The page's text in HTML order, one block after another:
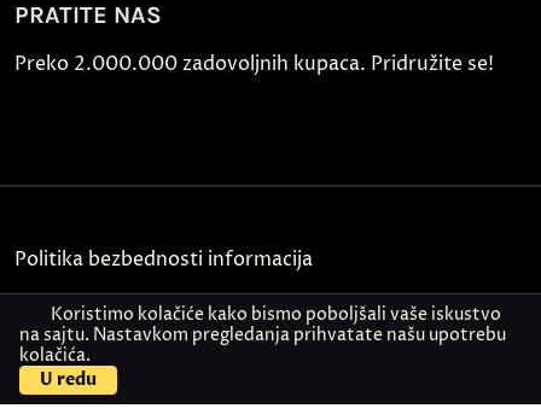
PRATITE NAS
Preko 2.000.000 zadovoljnih kupaca. Pridružite se!
Politika bezbednosti informacija
Kontakt
© Akademija Oxford 2026.
Koristimo kolačiće kako bismo poboljšali vaše iskustvo
na sajtu. Nastavkom pregledanja prihvatate našu upotrebu
kolačića.
U redu